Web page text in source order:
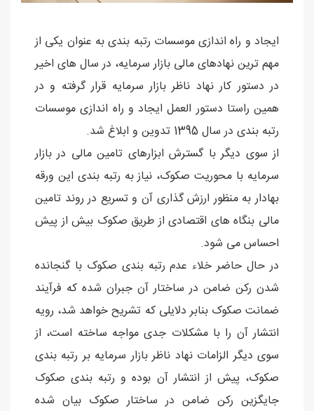
ایجاد و راه اندازی موسسات رتبه بندی به عنوان یکی از
مهم ترین نهادهای مالی بازار سرمایه، در سال های اخیر
در دستور کار نهاد ناظر بازار سرمایه قرار گرفته و در
همین راستا دستور العمل ایجاد و راه اندازی موسسات
رتبه بندی در سال 1395 تدوین و ابلاغ شد.
از سوی دیگر با گسترش ابزارهای تامین مالی در بازار
سرمایه با محوریت صکوک، نیاز به رتبه بندی این ورقه
بهادار به منظور ارزش گذاری آن و تسریع در روند تامین
مالی بنگاه های اقتصادی از طریق صکوک بیش از پیش
احساس می شود.
در حال حاضر خلاء عدم رتبه بندی صکوک با گنجانده
شدن رکن ضامن در ساختار آن جبران شده که فرآیند
ضمانت صکوک بنابر دلایلی که تشریح خواهد شد، رویه
انتشار آن را با مشکلات جدی مواجه ساخته است، از
سوی دیگر الزامات نهاد ناظر بازار سرمایه بر رتبه بندی
صکوک، پیش از انتشار آن بوده و رتبه بندی صکوک
جایگزین رکن ضامن در ساختار صکوک بیان شده